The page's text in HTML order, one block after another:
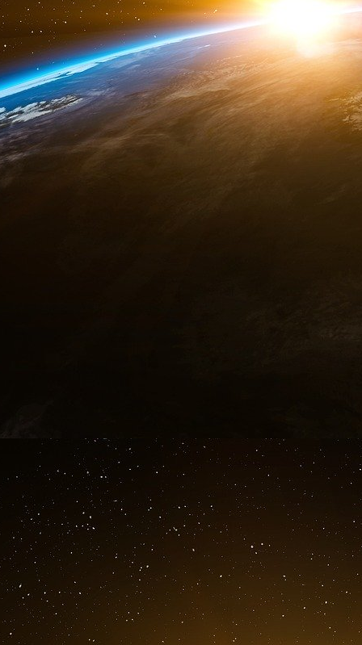
Selon l’acte d’accusation modificatif, entre
50 ans, citoyen vénézuélien résidant à Boca
Davie, en collaboration avec d’autres
dollars de pots-de-vin à Juan Andres
COMELEC. Ces pots-de-vin auraient été
contrats avec la COMELEC, notamment
taxe sur la valeur ajoutée (TVA) et
Corporation Limited et de ses filiales.
reconnus coupables, Bautista, Piñate,
maximale de 20 ans d’emprisonnement
international d’instruments monétaires et de
d’argent. Piñate et Vasquez encourent une
pour chacun des chefs d’accusation relatifs à
FCPA. Bautista et Moreno sont en fuite et
Jason A. Reding Quiñones, procureur
Galeotti, procureur général adjoint par
Justice, José R. Figueroa, agent spécial
de sécurité intérieure (HSI) de Miami, et